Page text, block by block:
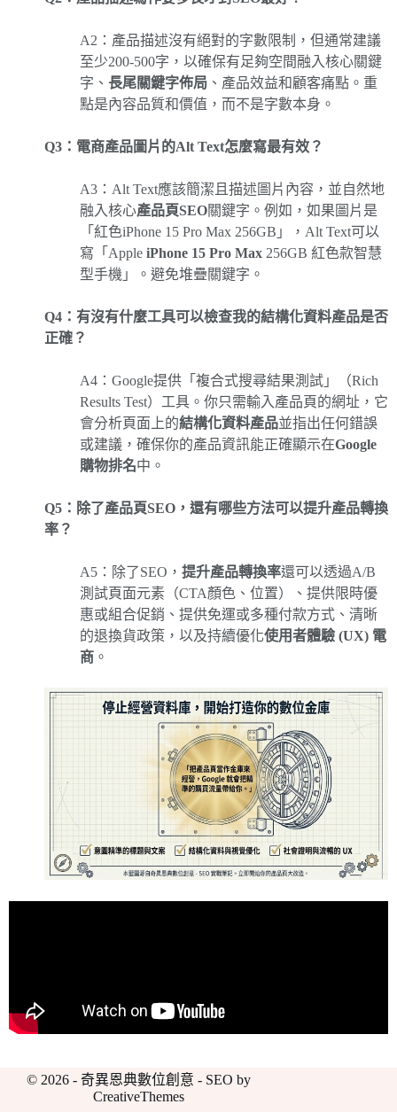
A2：產品描述沒有絕對的字數限制，但通常建議
至少200-500字，以確保有足夠空間融入核心關鍵
字、 長尾關鍵字佈局 、產品效益和顧客痛點。重
點是內容品質和價值，而不是字數本身。
Q3：電商產品圖片的Alt Text怎麼寫最有效？
A3：Alt Text應該簡潔且描述圖片內容，並自然地
融入核心產品頁SEO關鍵字。例如，如果圖片是
「紅色iPhone 15 Pro Max 256GB」，Alt Text可以
寫「Apple iPhone 15 Pro Max 256GB 紅色款智慧
型手機」。避免堆疊關鍵字。
Q4：有沒有什麼工具可以檢查我的結構化資料產品是否
正確？
A4：Google提供「複合式搜尋結果測試」（Rich
Results Test）工具。你只需輸入產品頁的網址，它
會分析頁面上的結構化資料產品並指出任何錯誤
或建議，確保你的產品資訊能正確顯示在Google
購物排名中。
Q5：除了產品頁SEO，還有哪些方法可以提升產品轉換
率？
A5：除了SEO， 提升產品轉換率還可以透過A/B
測試頁面元素（CTA顏色、位置）、提供限時優
惠或組合促銷、提供免運或多種付款方式、清晰
的退換貨政策，以及持續優化使用者體驗 (UX) 電
商 。
© 2026 - 奇異恩典數位創意 - SEO by
CreativeThemes